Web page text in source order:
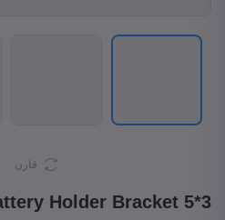
قارن
3*5 Battery Holder Bracket حامل بطارية ليثيوم